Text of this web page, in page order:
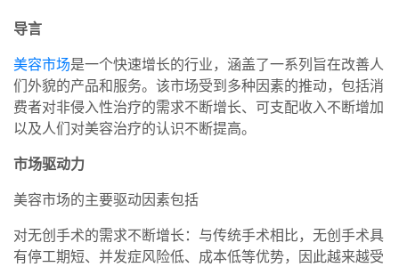
导言
美容市场是一个快速增长的行业，涵盖了一系列旨在改善人
们外貌的产品和服务。该市场受到多种因素的推动，包括消
费者对非侵入性治疗的需求不断增长、可支配收入不断增加
以及人们对美容治疗的认识不断提高。
市场驱动力
美容市场的主要驱动因素包括
对无创手术的需求不断增长：与传统手术相比，无创手术具
有停工期短、并发症风险低、成本低等优势，因此越来越受